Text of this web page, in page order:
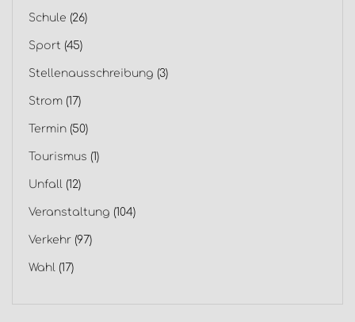
Schule (26)
Sport (45)
Stellenausschreibung (3)
Strom (17)
Termin (50)
Tourismus (1)
Unfall (12)
Veranstaltung (104)
Verkehr (97)
Wahl (17)